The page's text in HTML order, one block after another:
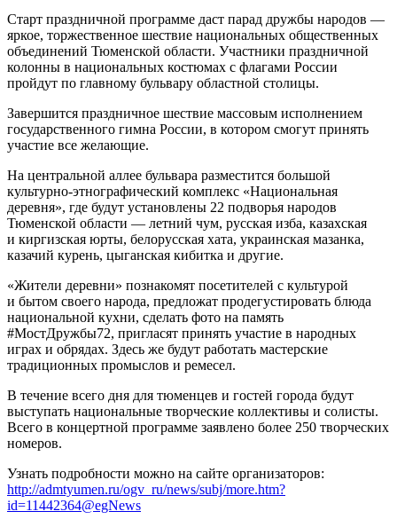
Старт праздничной программе даст парад дружбы народов —
яркое, торжественное шествие национальных общественных
объединений Тюменской области. Участники праздничной
колонны в национальных костюмах с флагами России
пройдут по главному бульвару областной столицы.
Завершится праздничное шествие массовым исполнением
государственного гимна России, в котором смогут принять
участие все желающие.
На центральной аллее бульвара разместится большой
культурно-этнографический комплекс «Национальная
деревня», где будут установлены 22 подворья народов
Тюменской области — летний чум, русская изба, казахская
и киргизская юрты, белорусская хата, украинская мазанка,
казачий курень, цыганская кибитка и другие.
«Жители деревни» познакомят посетителей с культурой
и бытом своего народа, предложат продегустировать блюда
национальной кухни, сделать фото на память
#МостДружбы72, пригласят принять участие в народных
играх и обрядах. Здесь же будут работать мастерские
традиционных промыслов и ремесел.
В течение всего дня для тюменцев и гостей города будут
выступать национальные творческие коллективы и солисты.
Всего в концертной программе заявлено более 250 творческих
номеров.
Узнать подробности можно на сайте организаторов:
http://admtyumen.ru/ogv_ru/news/subj/more.htm?
id=11442364@egNews